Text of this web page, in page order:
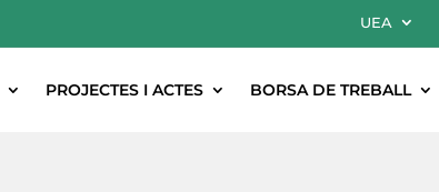
UEA
PROJECTES I ACTES BORSA DE TREBALL